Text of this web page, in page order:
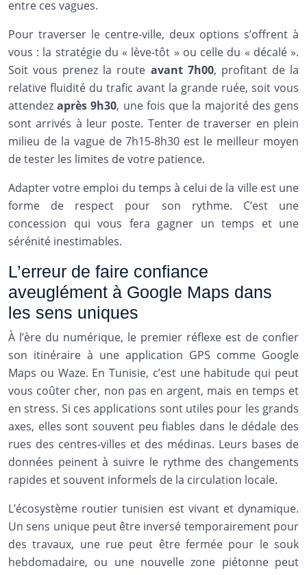
entre ces vagues.
Pour traverser le centre-ville, deux options s’offrent à
vous : la stratégie du « lève-tôt » ou celle du « décalé ».
Soit vous prenez la route avant 7h00, profitant de la
relative fluidité du trafic avant la grande ruée, soit vous
attendezaprès 9h30, une fois que la majorité des gens
sont arrivés à leur poste. Tenter de traverser en plein
milieu de la vague de 7h15-8h30 est le meilleur moyen
de tester les limites de votre patience.
Adapter votre emploi du temps à celui de la ville est une
forme de respect pour son rythme. C’est une
concession qui vous fera gagner un temps et une
sérénité inestimables.
L’erreur de faire confiance
aveuglément à Google Maps dans
les sens uniques
À l’ère du numérique, le premier réflexe est de confier
son itinéraire à une application GPS comme Google
Maps ou Waze. En Tunisie, c’est une habitude qui peut
vous coûter cher, non pas en argent, mais en temps et
en stress. Si ces applications sont utiles pour les grands
axes, elles sont souvent peu fiables dans le dédale des
rues des centres-villes et des médinas. Leurs bases de
données peinent à suivre le rythme des changements
rapides et souvent informels de la circulation locale.
L’écosystème routier tunisien est vivant et dynamique.
Un sens unique peut être inversé temporairement pour
des travaux, une rue peut être fermée pour le souk
hebdomadaire, ou une nouvelle zone piétonne peut